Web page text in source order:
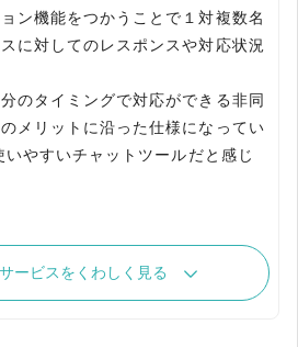
ン機能をつかうことで１対複数名
に対してのレスポンスや対応状況
のタイミングで対応ができる非同
メリットに沿った仕様になってい
やすいチャットツールだと感じ
ービスをくわしく見る